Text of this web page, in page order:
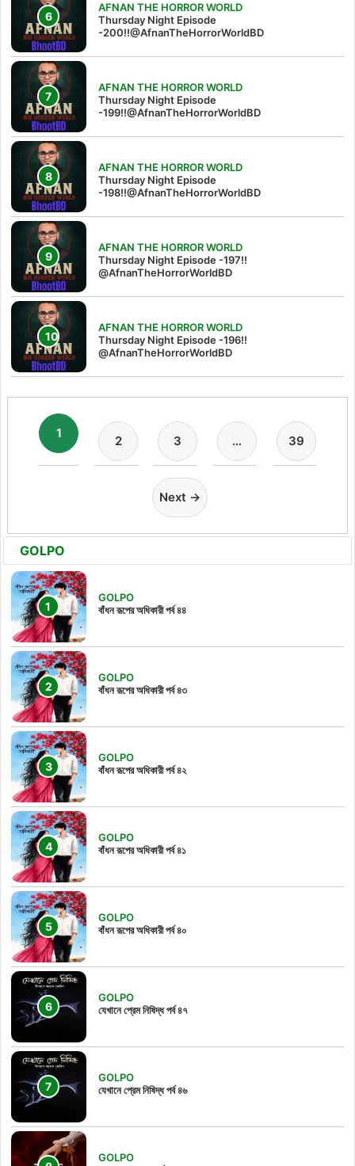
AFNAN THE HORROR WORLD
Thursday Night Episode
-200!!@AfnanTheHorrorWorldBD
AFNAN THE HORROR WORLD
Thursday Night Episode
-199!!@AfnanTheHorrorWorldBD
AFNAN THE HORROR WORLD
Thursday Night Episode
-198!!@AfnanTheHorrorWorldBD
AFNAN THE HORROR WORLD
Thursday Night Episode -197!!‪
@AfnanTheHorrorWorldBD‬
AFNAN THE HORROR WORLD
Thursday Night Episode -196!!
@AfnanTheHorrorWorldBD
1
2 3 … 39
Next →
GOLPO
GOLPO
বাঁধন রূপের অধিকারী পর্ব ৪৪
GOLPO
বাঁধন রূপের অধিকারী পর্ব ৪৩
GOLPO
বাঁধন রূপের অধিকারী পর্ব ৪২
GOLPO
বাঁধন রূপের অধিকারী পর্ব ৪১
GOLPO
বাঁধন রূপের অধিকারী পর্ব ৪০
GOLPO
যেখানে প্রেম নিষিদ্ধ পর্ব ৪৭
GOLPO
যেখানে প্রেম নিষিদ্ধ পর্ব ৪৬
GOLPO